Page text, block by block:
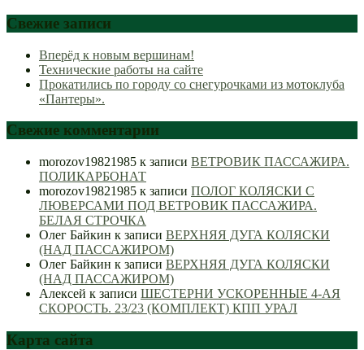
Свежие записи
Вперёд к новым вершинам!
Технические работы на сайте
Прокатились по городу со снегурочками из мотоклуба
«Пантеры».
Свежие комментарии
morozov19821985 к записи ВЕТРОВИК ПАССАЖИРА.
ПОЛИКАРБОНАТ
morozov19821985 к записи ПОЛОГ КОЛЯСКИ С
ЛЮВЕРСАМИ ПОД ВЕТРОВИК ПАССАЖИРА.
БЕЛАЯ СТРОЧКА
Олег Байкин к записи ВЕРХНЯЯ ДУГА КОЛЯСКИ
(НАД ПАССАЖИРОМ)
Олег Байкин к записи ВЕРХНЯЯ ДУГА КОЛЯСКИ
(НАД ПАССАЖИРОМ)
Алексей к записи ШЕСТЕРНИ УСКОРЕННЫЕ 4-АЯ
СКОРОСТЬ. 23/23 (КОМПЛЕКТ) КПП УРАЛ
Карта сайта